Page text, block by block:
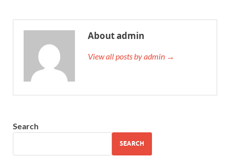
About admin
View all posts by admin →
Search
SEARCH